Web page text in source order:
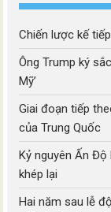
Chiến lược kế
Ông Trump ký
Mỹ’
Giai đoạn tiếp
của Trung Quốc
Kỷ nguyên Ấn Độ
khép lại
Hai năm sau lễ